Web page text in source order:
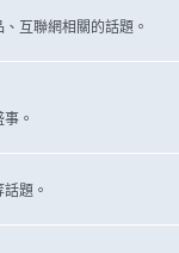
互聯網相關的話題。
。
題。